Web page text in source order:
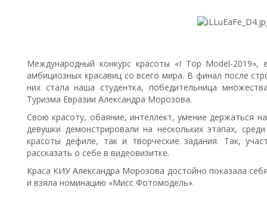
Международный конкурс красоты «I Top Model-
амбициозных красавиц со всего мира. В финал после
них стала наша студентка, победительница
Туризма Евразии Александра Морозова.
Свою красоту, обаяние, интеллект, умение держаться
девушки демонстрировали на нескольких этапах,
красоты дефиле, так и творческие задания. Так,
рассказать о себе в видеовизитке.
Краса КИУ Александра Морозова достойно показала
и взяла номинацию «Мисс Фотомодель».